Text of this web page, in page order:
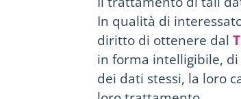
In qualità di
diritto di ottenere dal
in forma intelligibile, di
dei dati stessi, la loro